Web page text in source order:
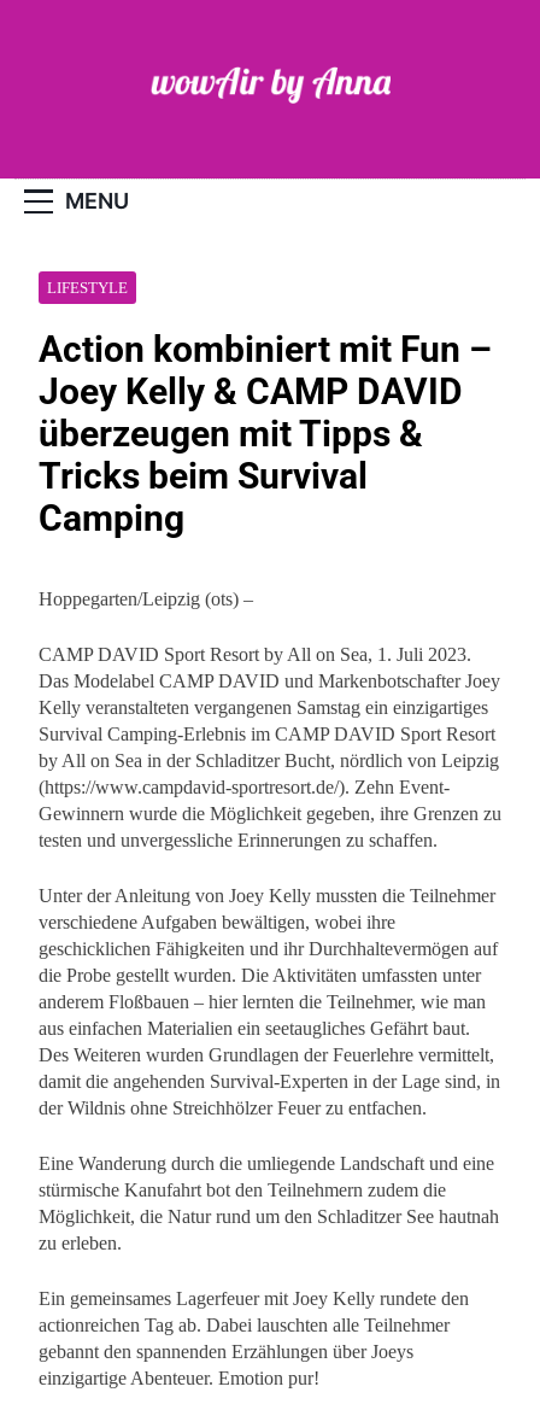
MENU
LIFESTYLE
Action kombiniert mit Fun –
Joey Kelly & CAMP DAVID
überzeugen mit Tipps &
Tricks beim Survival
Camping
Hoppegarten/Leipzig (ots) –
CAMP DAVID Sport Resort by All on Sea, 1. Juli 2023.
Das Modelabel CAMP DAVID und Markenbotschafter Joey
Kelly veranstalteten vergangenen Samstag ein einzigartiges
Survival Camping-Erlebnis im CAMP DAVID Sport Resort
by All on Sea in der Schladitzer Bucht, nördlich von Leipzig
(https://www.campdavid-sportresort.de/). Zehn Event-
Gewinnern wurde die Möglichkeit gegeben, ihre Grenzen zu
testen und unvergessliche Erinnerungen zu schaffen.
Unter der Anleitung von Joey Kelly mussten die Teilnehmer
verschiedene Aufgaben bewältigen, wobei ihre
geschicklichen Fähigkeiten und ihr Durchhaltevermögen auf
die Probe gestellt wurden. Die Aktivitäten umfassten unter
anderem Floßbauen – hier lernten die Teilnehmer, wie man
aus einfachen Materialien ein seetaugliches Gefährt baut.
Des Weiteren wurden Grundlagen der Feuerlehre vermittelt,
damit die angehenden Survival-Experten in der Lage sind, in
der Wildnis ohne Streichhölzer Feuer zu entfachen.
Eine Wanderung durch die umliegende Landschaft und eine
stürmische Kanufahrt bot den Teilnehmern zudem die
Möglichkeit, die Natur rund um den Schladitzer See hautnah
zu erleben.
Ein gemeinsames Lagerfeuer mit Joey Kelly rundete den
actionreichen Tag ab. Dabei lauschten alle Teilnehmer
gebannt den spannenden Erzählungen über Joeys
einzigartige Abenteuer. Emotion pur!